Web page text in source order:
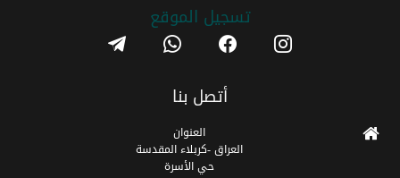
تسجیل الموقع instagram
facebook
whatsapp
telegram
أتصل بنا
العنوان
العراق -كربلاء المقدسة
حي الأسرة